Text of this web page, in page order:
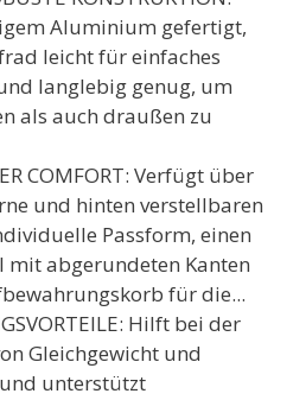
Aluminium gefertigt,
leicht für einfaches
langlebig genug, um
als auch draußen zu
COMFORT: Verfügt über
und hinten verstellbaren
Passform, einen
mit abgerundeten Kanten
für die...
Hilft bei der
Gleichgewicht und
unterstützt